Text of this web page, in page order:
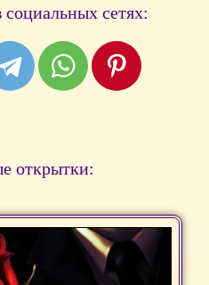
социальных сетях:
открытки: